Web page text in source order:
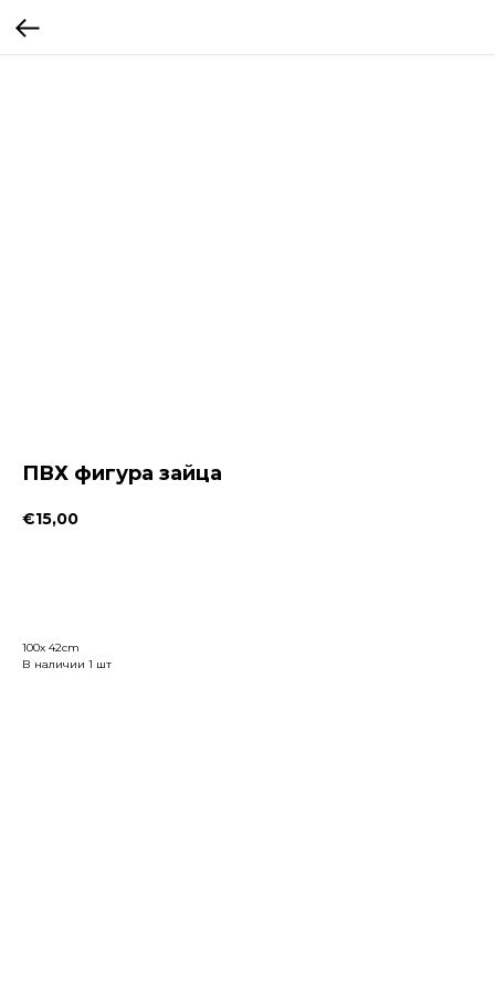
ПВХ фигура зайца
€15,00
100x 42cm
В наличии 1 шт